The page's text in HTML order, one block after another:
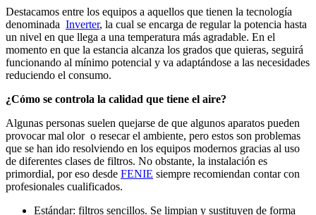
Destacamos entre los equipos a aquellos que tienen la tecnología
denominada Inverter, la cual se encarga de regular la potencia hasta
un nivel en que llega a una temperatura más agradable. En el
momento en que la estancia alcanza los grados que quieras, seguirá
funcionando al mínimo potencial y va adaptándose a las necesidades
reduciendo el consumo.
¿Cómo se controla la calidad que tiene el aire?
Algunas personas suelen quejarse de que algunos aparatos pueden
provocar mal olor o resecar el ambiente, pero estos son problemas
que se han ido resolviendo en los equipos modernos gracias al uso
de diferentes clases de filtros. No obstante, la instalación es
primordial, por eso desde FENIE siempre recomiendan contar con
profesionales cualificados.
Estándar: filtros sencillos. Se limpian y sustituyen de forma